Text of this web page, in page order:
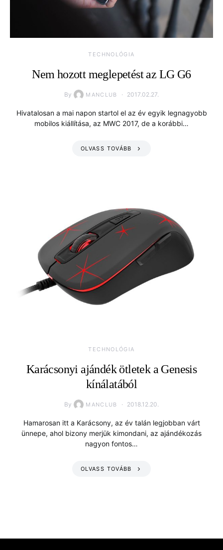
TECHNOLÓGIA
Nem hozott meglepetést az LG G6
By MANCLUB 2017.02.27.
Hivatalosan a mai napon startol el az év egyik legnagyobb
mobilos kiállítása, az MWC 2017, de a korábbi…
OLVASS TOVÁBB
TECHNOLÓGIA
Karácsonyi ajándék ötletek a Genesis
kínálatából
By MANCLUB 2018.12.20.
Hamarosan itt a Karácsony, az év talán legjobban várt
ünnepe, ahol bizony merjük kimondani, az ajándékozás
nagyon fontos…
OLVASS TOVÁBB